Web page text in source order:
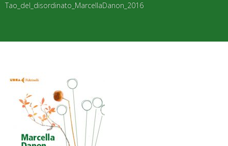
Tao_del_disordinato_MarcellaDanon_2016